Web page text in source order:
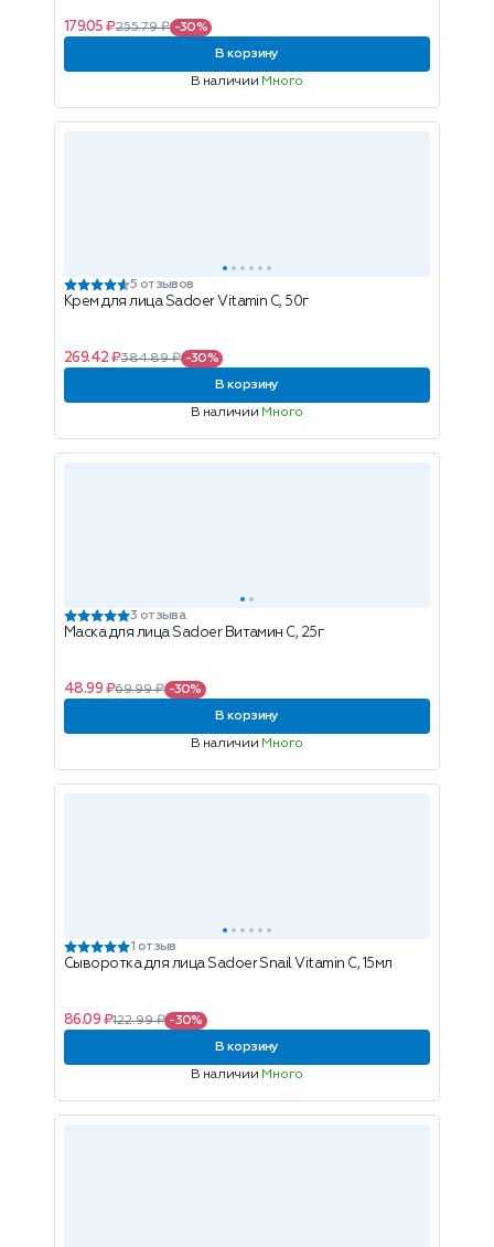
179.05 ₽255.79 ₽ -30%
В корзину
В наличии Много
5 отзывов
Крем для лица Sadoer Vitamin C, 50г
269.42 ₽384.89 ₽ -30%
В корзину
В наличии Много
3 отзыва
Маска для лица Sadoer Витамин С, 25г
48.99 ₽69.99 ₽ -30%
В корзину
В наличии Много
1 отзыв
Сыворотка для лица Sadoer Snail Vitamin C, 15мл
86.09 ₽122.99 ₽ -30%
В корзину
В наличии Много